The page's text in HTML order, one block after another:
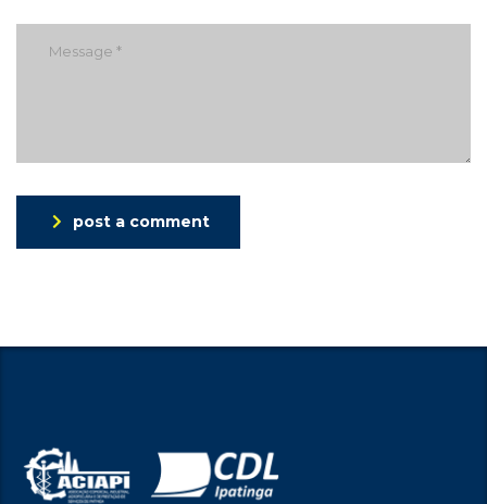
post a comment